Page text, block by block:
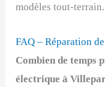
modèles tout-terrain.
FAQ – Réparation
Combien de temps
électrique à